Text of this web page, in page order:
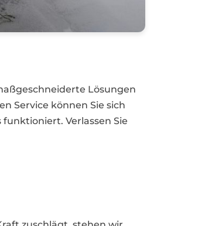
Lösungen
Service können Sie sich
Verlassen Sie